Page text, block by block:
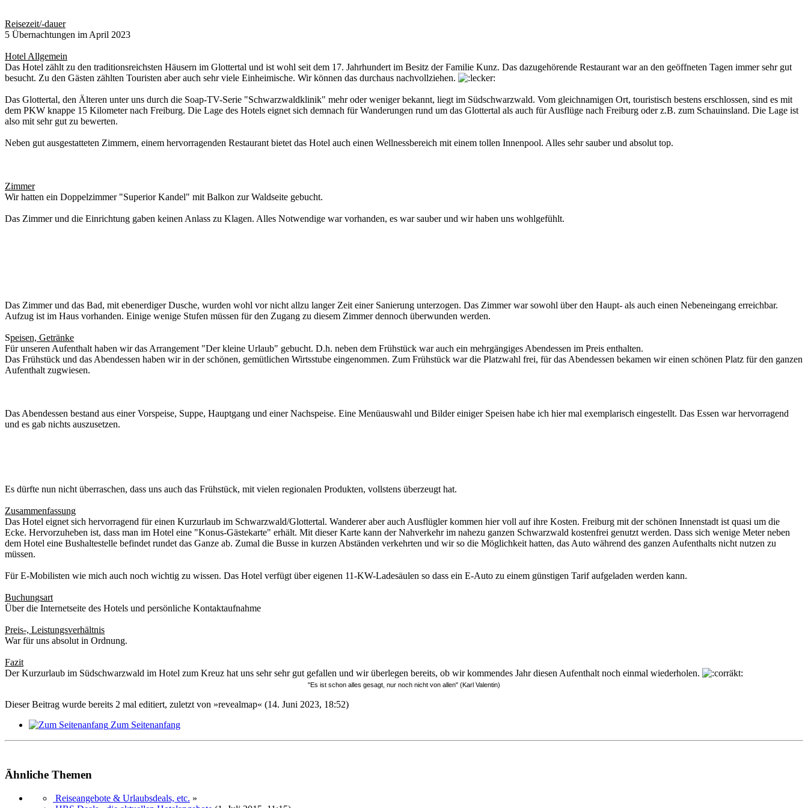
Reisezeit/-dauer
5 Übernachtungen im April 2023
Hotel Allgemein
Das Hotel zählt zu den traditionsreichsten Häusern im Glottertal und ist wohl seit dem 17. Jahrhundert im Besitz der Familie Kunz. Das dazugehörende Restaurant war an den geöffneten Tagen immer sehr gut
besucht. Zu den Gästen zählten Touristen aber auch sehr viele Einheimische. Wir können das durchaus nachvollziehen.
Das Glottertal, den Älteren unter uns durch die Soap-TV-Serie "Schwarzwaldklinik" mehr oder weniger bekannt, liegt im Südschwarzwald. Vom gleichnamigen Ort, touristisch bestens erschlossen, sind es mit
dem PKW knappe 15 Kilometer nach Freiburg. Die Lage des Hotels eignet sich demnach für Wanderungen rund um das Glottertal als auch für Ausflüge nach Freiburg oder z.B. zum Schauinsland. Die Lage ist
also mit sehr gut zu bewerten.
Neben gut ausgestatteten Zimmern, einem hervorragenden Restaurant bietet das Hotel auch einen Wellnessbereich mit einem tollen Innenpool. Alles sehr sauber und absolut top.
Zimmer
Wir hatten ein Doppelzimmer "Superior Kandel" mit Balkon zur Waldseite gebucht.
Das Zimmer und die Einrichtung gaben keinen Anlass zu Klagen. Alles Notwendige war vorhanden, es war sauber und wir haben uns wohlgefühlt.
Das Zimmer und das Bad, mit ebenerdiger Dusche, wurden wohl vor nicht allzu langer Zeit einer Sanierung unterzogen. Das Zimmer war sowohl über den Haupt- als auch einen Nebeneingang erreichbar.
Aufzug ist im Haus vorhanden. Einige wenige Stufen müssen für den Zugang zu diesem Zimmer dennoch überwunden werden.
Speisen, Getränke
Für unseren Aufenthalt haben wir das Arrangement "Der kleine Urlaub" gebucht. D.h. neben dem Frühstück war auch ein mehrgängiges Abendessen im Preis enthalten.
Das Frühstück und das Abendessen haben wir in der schönen, gemütlichen Wirtsstube eingenommen. Zum Frühstück war die Platzwahl frei, für das Abendessen bekamen wir einen schönen Platz für den ganzen
Aufenthalt zugwiesen.
Das Abendessen bestand aus einer Vorspeise, Suppe, Hauptgang und einer Nachspeise. Eine Menüauswahl und Bilder einiger Speisen habe ich hier mal exemplarisch eingestellt. Das Essen war hervorragend
und es gab nichts auszusetzen.
Es dürfte nun nicht überraschen, dass uns auch das Frühstück, mit vielen regionalen Produkten, vollstens überzeugt hat.
Zusammenfassung
Das Hotel eignet sich hervorragend für einen Kurzurlaub im Schwarzwald/Glottertal. Wanderer aber auch Ausflügler kommen hier voll auf ihre Kosten. Freiburg mit der schönen Innenstadt ist quasi um die
Ecke. Hervorzuheben ist, dass man im Hotel eine "Konus-Gästekarte" erhält. Mit dieser Karte kann der Nahverkehr im nahezu ganzen Schwarzwald kostenfrei genutzt werden. Dass sich wenige Meter neben
dem Hotel eine Bushaltestelle befindet rundet das Ganze ab. Zumal die Busse in kurzen Abständen verkehrten und wir so die Möglichkeit hatten, das Auto während des ganzen Aufenthalts nicht nutzen zu
müssen.
Für E-Mobilisten wie mich auch noch wichtig zu wissen. Das Hotel verfügt über eigenen 11-KW-Ladesäulen so dass ein E-Auto zu einem günstigen Tarif aufgeladen werden kann.
Buchungsart
Über die Internetseite des Hotels und persönliche Kontaktaufnahme
Preis-, Leistungsverhältnis
War für uns absolut in Ordnung.
Fazit
Der Kurzurlaub im Südschwarzwald im Hotel zum Kreuz hat uns sehr sehr gut gefallen und wir überlegen bereits, ob wir kommendes Jahr diesen Aufenthalt noch einmal wiederholen.
"Es ist schon alles gesagt, nur noch nicht von allen" (Karl Valentin)
Dieser Beitrag wurde bereits 2 mal editiert, zuletzt von »revealmap« (14. Juni 2023, 18:52)
Zum Seitenanfang
Ähnliche Themen
Reiseangebote & Urlaubsdeals, etc. »